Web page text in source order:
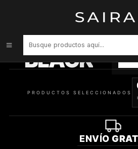
BLACK
PRODUCTOS SELECCIONADOS
ENVÍO